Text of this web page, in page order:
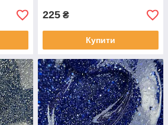
225 ₴
Купити